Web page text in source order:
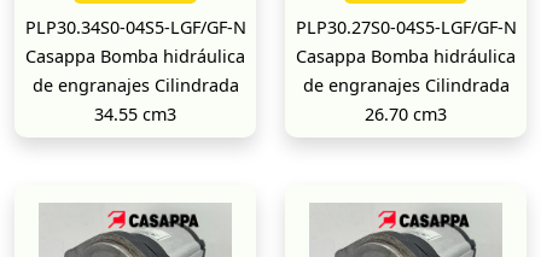
PLP30.34S0-04S5-LGF/GF-N
Casappa Bomba hidráulica
de engranajes Cilindrada
34.55 cm3
PLP30.27S0-04S5-LGF/GF-N
Casappa Bomba hidráulica
de engranajes Cilindrada
26.70 cm3